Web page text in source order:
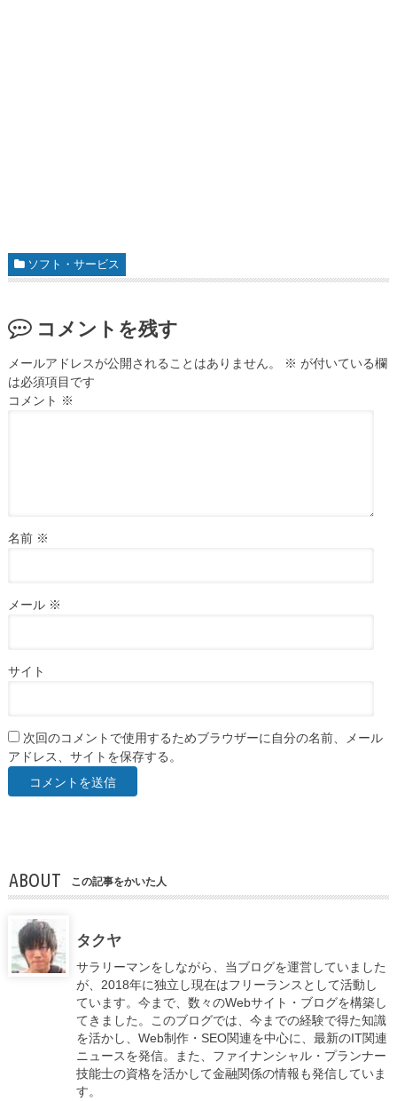
ソフト・サービス
コメントを残す
メールアドレスが公開されることはありません。 ※ が付いている欄
は必須項目です
コメント ※
名前 ※
メール ※
サイト
次回のコメントで使用するためブラウザーに自分の名前、メール
アドレス、サイトを保存する。
ABOUT この記事をかいた人
タクヤ
サラリーマンをしながら、当ブログを運営していました
が、2018年に独立し現在はフリーランスとして活動し
ています。今まで、数々のWebサイト・ブログを構築し
てきました。このブログでは、今までの経験で得た知識
を活かし、Web制作・SEO関連を中心に、最新のIT関連
ニュースを発信。また、ファイナンシャル・プランナー
技能士の資格を活かして金融関係の情報も発信していま
す。